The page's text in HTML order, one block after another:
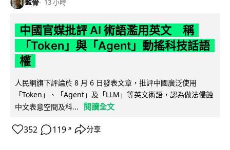
13 小時
中國官媒批評 AI 術語濫用英文 稱
「Token」與「Agent」動搖科技話語
權
人民網旗下評論於 8 月 6 日發表文章，批評中國廣泛使用
「Token」、「Agent」及「LLM」等英文術語，認為做法侵蝕
中文表意空間及科...
閱讀全文
352 119 ↗ 分享